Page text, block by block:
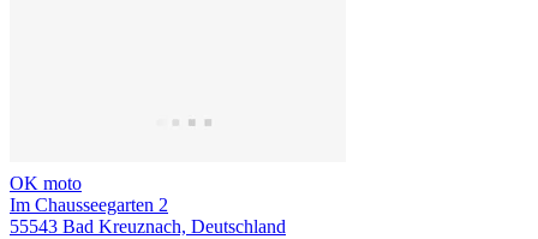
OK moto
Im Chausseegarten 2
55543 Bad Kreuznach, Deutschland